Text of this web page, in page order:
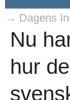
→ Dagens
Nu
hur